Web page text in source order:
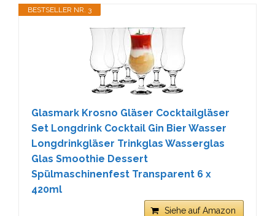
BESTSELLER NR. 3
Glasmark Krosno Gläser Cocktailgläser
Set Longdrink Cocktail Gin Bier Wasser
Longdrinkgläser Trinkglas Wasserglas
Glas Smoothie Dessert
Spülmaschinenfest Transparent 6 x
420ml
Siehe auf Amazon